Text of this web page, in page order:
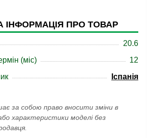
ІНФОРМАЦІЯ ПРО ТОВАР
20.6
(міс)
12
Іспанія
за собою право вносити зміни в
характеристики моделі без